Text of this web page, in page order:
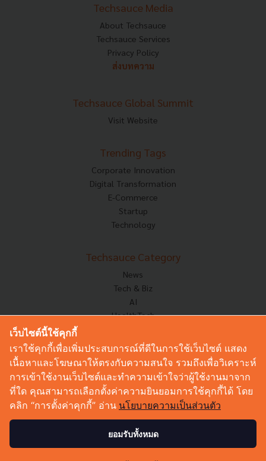
Techsauce Media
About Techsauce
Techsauce Services
Privacy Policy
ส่งบทความ
Techsauce Global Summit
Visit Website
Trending Tags
Corporate Innovation
Digital Transformation
E-Commerce
Startup
Technology
Techsauce Category
News
Tech & Biz
AI
HealthTech
Corp Innov
Saucy Thoughts
Based On
Sustainable
Videos
Podcast
เว็บไซต์นี้ใช้คุกกี้
เราใช้คุกกี้เพื่อเพิ่มประสบการณ์ที่ดีในการใช้เว็บไซต์ แสดง
เนื้อหาและโฆษณาให้ตรงกับความสนใจ รวมถึงเพื่อวิเคราะห์
การเข้าใช้งานเว็บไซต์และทำความเข้าใจว่าผู้ใช้งานมาจาก
ที่ใด คุณสามารถเลือกตั้งค่าความยินยอมการใช้คุกกี้ได้ โดย
คลิก “การตั้งค่าคุกกี้” อ่าน นโยบายความเป็นส่วนตัว
ยอมรับทั้งหมด